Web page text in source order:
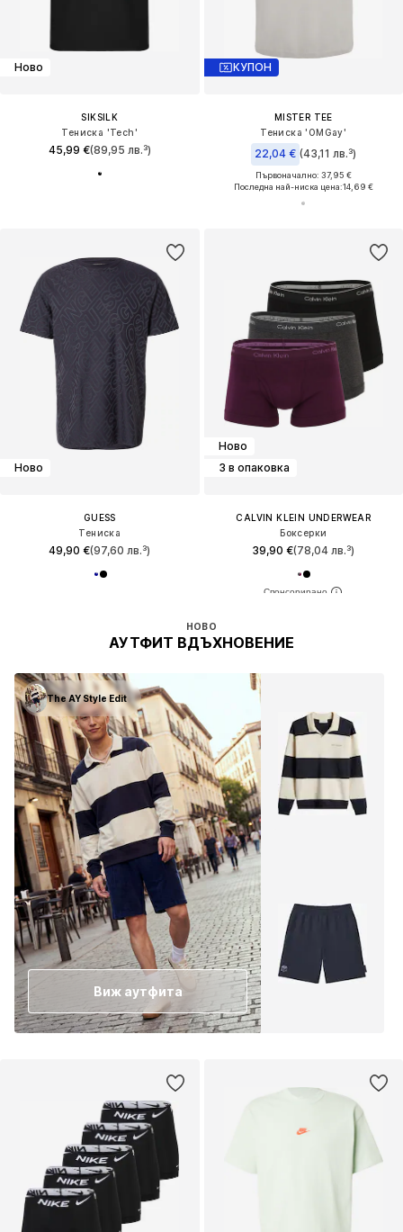
Ново
SIKSILK
Тениска 'Tech'
45,99 €(89,95 лв.³)
КУПОН
MISTER TEE
Тениска 'OMGay'
22,04 € (43,11 лв.³)
Първоначално: 37,95 €
Последна най-ниска цена:14,69 €
Ново
GUESS
Тениска
49,90 €(97,60 лв.³)
Ново
3 в опаковка
CALVIN KLEIN UNDERWEAR
Боксерки
39,90 €(78,04 лв.³)
НОВО
АУТФИТ ВДЪХНОВЕНИЕ
The AY Style Edit
Виж аутфита